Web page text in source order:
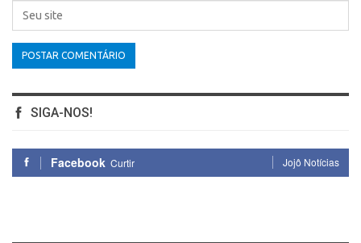
SIGA-NOS!
Facebook Curtir Jojô Notícias